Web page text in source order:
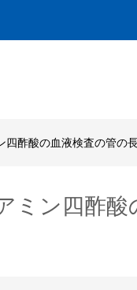
酢酸の血液検査の管の
ミン四酢酸